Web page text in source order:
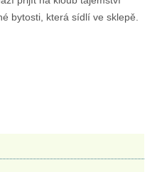
bytosti, která sídlí ve sklepě.